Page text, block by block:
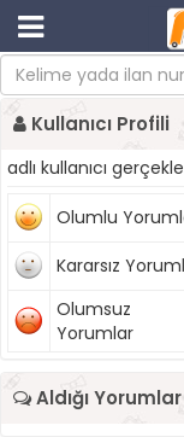
Kullanıcı Profili
adlı kullanıcı
Olumlu
Kararsız
Olumsuz
Yorumlar
Aldığı Yorumlar